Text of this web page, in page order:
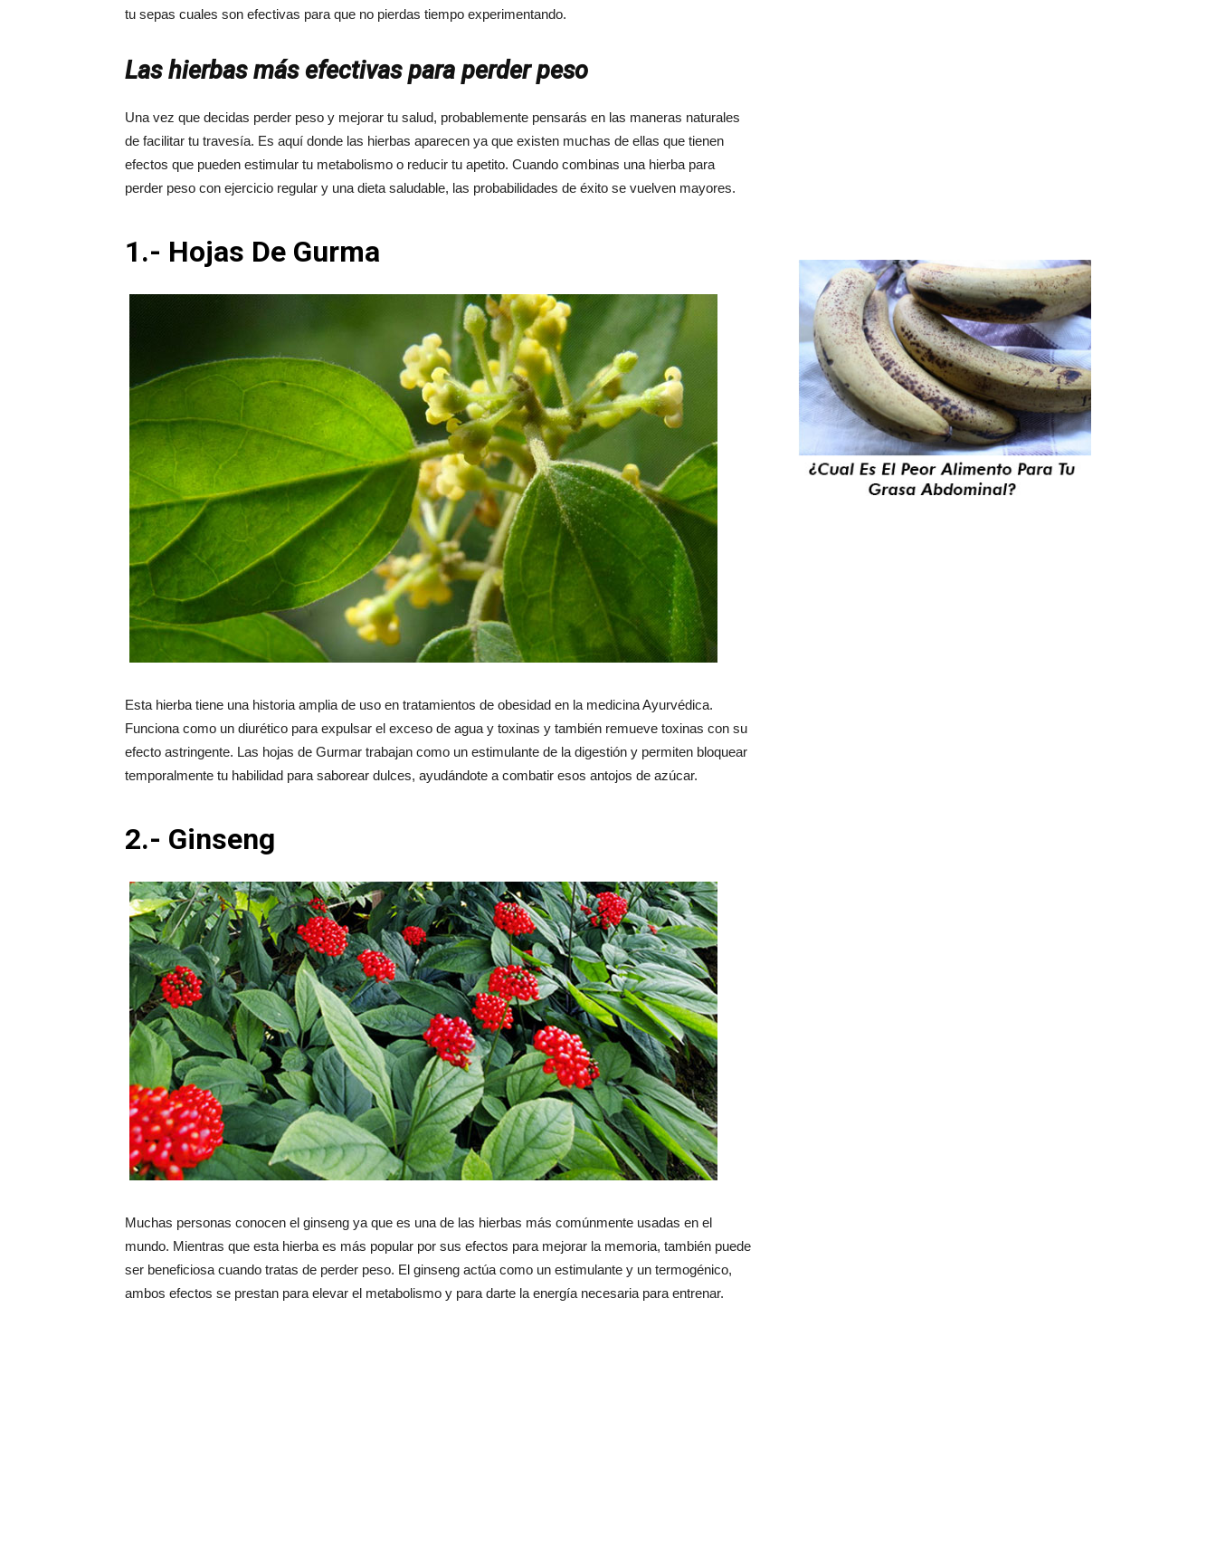
tu sepas cuales son efectivas para que no pierdas tiempo experimentando.
Las hierbas más efectivas para perder peso
Una vez que decidas perder peso y mejorar tu salud, probablemente pensarás en las maneras naturales
de facilitar tu travesía. Es aquí donde las hierbas aparecen ya que existen muchas de ellas que tienen
efectos que pueden estimular tu metabolismo o reducir tu apetito. Cuando combinas una hierba para
perder peso con ejercicio regular y una dieta saludable, las probabilidades de éxito se vuelven mayores.
1.- Hojas De Gurma
Esta hierba tiene una historia amplia de uso en tratamientos de obesidad en la medicina Ayurvédica.
Funciona como un diurético para expulsar el exceso de agua y toxinas y también remueve toxinas con su
efecto astringente. Las hojas de Gurmar trabajan como un estimulante de la digestión y permiten bloquear
temporalmente tu habilidad para saborear dulces, ayudándote a combatir esos antojos de azúcar.
2.- Ginseng
Muchas personas conocen el ginseng ya que es una de las hierbas más comúnmente usadas en el
mundo. Mientras que esta hierba es más popular por sus efectos para mejorar la memoria, también puede
ser beneficiosa cuando tratas de perder peso. El ginseng actúa como un estimulante y un termogénico,
ambos efectos se prestan para elevar el metabolismo y para darte la energía necesaria para entrenar.